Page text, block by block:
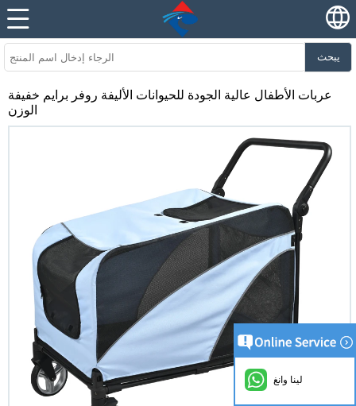
يبحث
عربات الأطفال عالية الجودة للحيوانات الأليفة روفر برايم خفيفة
الوزن
لينا وانغ